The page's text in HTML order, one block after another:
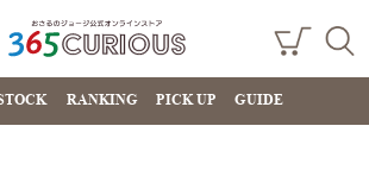
おさるのジョー
ジ公式オンライ
ング
カー
RANKING PICK UP GUIDE